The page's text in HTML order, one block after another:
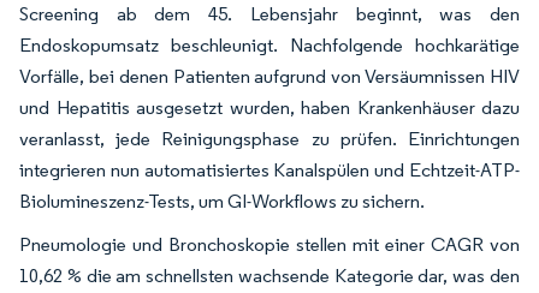
Screening ab dem 45. Lebensjahr beginnt, was den
Endoskopumsatz beschleunigt. Nachfolgende hochkarätige
Vorfälle, bei denen Patienten aufgrund von Versäumnissen HIV
und Hepatitis ausgesetzt wurden, haben Krankenhäuser dazu
veranlasst, jede Reinigungsphase zu prüfen. Einrichtungen
integrieren nun automatisiertes Kanalspülen und Echtzeit-ATP-
Biolumineszenz-Tests, um GI-Workflows zu sichern.
Pneumologie und Bronchoskopie stellen mit einer CAGR von
10,62 % die am schnellsten wachsende Kategorie dar, was den